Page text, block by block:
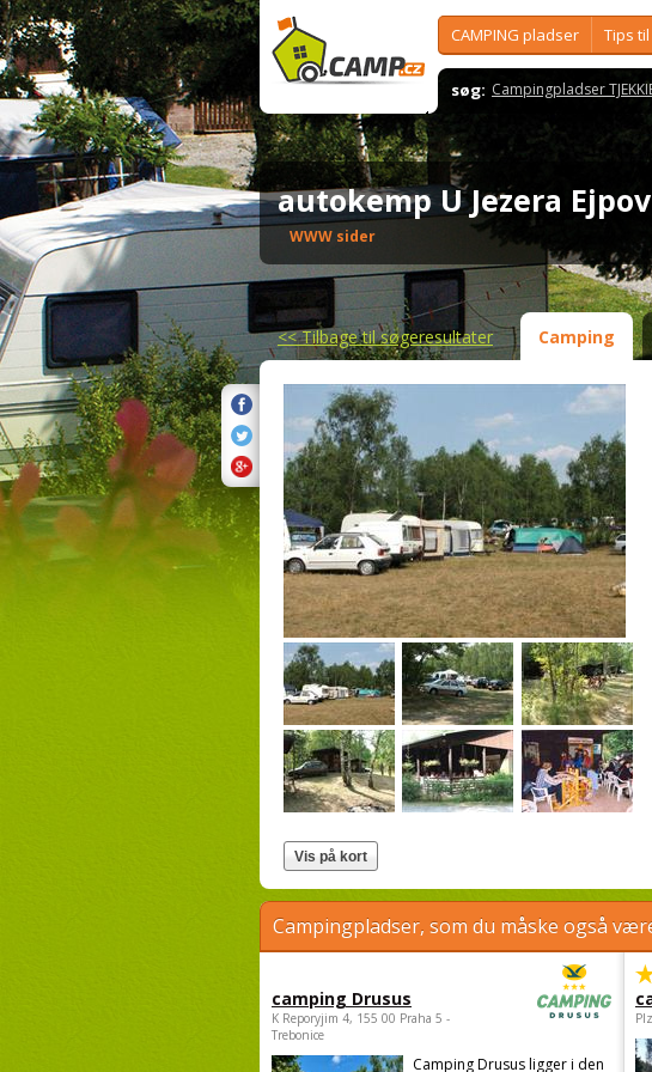
CAMPING pladser Tips til
søg: Campingpladser
autokemp U Jezera
WWW sider
<<Tilbage til søgeresultater Camping
Campingpladser, som du måske også
camping Drusus
K Reporyjim 4, 155 00 Praha 5 -
Trebonice
Camping Drusus ligger i den